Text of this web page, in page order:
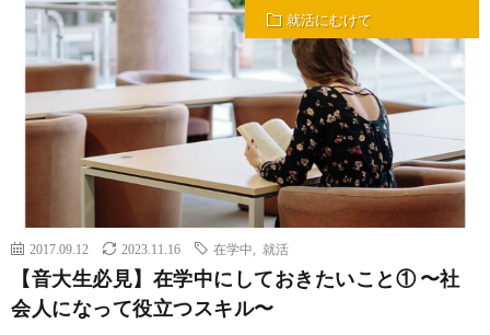
就活にむけて
2017.09.12 2023.11.16 在学中 就活
【音大生必見】在学中にしておきたいこと① 〜社
会人になって役立つスキル〜